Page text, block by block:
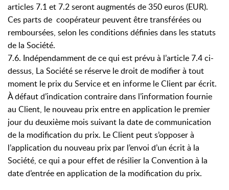
articles 7.1 et 7.2 seront augmentés de 350 euros (EUR).
Ces parts de coopérateur peuvent être transférées ou
remboursées, selon les conditions définies dans les statuts
de la Société.
7.6. Indépendamment de ce qui est prévu à l’article 7.4 ci-
dessus, La Société se réserve le droit de modifier à tout
moment le prix du Service et en informe le Client par écrit.
À défaut d’indication contraire dans l’information fournie
au Client, le nouveau prix entre en application le premier
jour du deuxième mois suivant la date de communication
de la modification du prix. Le Client peut s’opposer à
l’application du nouveau prix par l’envoi d’un écrit à la
Société, ce qui a pour effet de résilier la Convention à la
date d’entrée en application de la modification du prix.